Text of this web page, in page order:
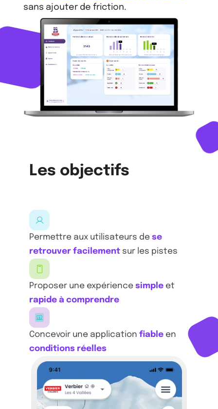
sans ajouter de friction.
Les objectifs
Permettre aux utilisateurs de se
retrouver facilement sur les pistes
Proposer une expérience simple et
rapide à comprendre
Concevoir une application fiable en
conditions réelles